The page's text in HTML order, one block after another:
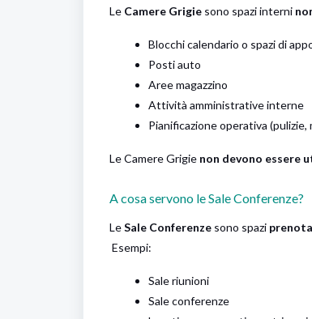
Le Camere Grigie sono spazi interni
Blocchi calendario o spazi di
Posti auto
Aree magazzino
Attività amministrative interne
Pianificazione operativa (pulizie,
Le Camere Grigie non devono essere
A cosa servono le Sale Conferenze?
LeSale Conferenze sono spazi
Esempi:
Sale riunioni
Sale conferenze